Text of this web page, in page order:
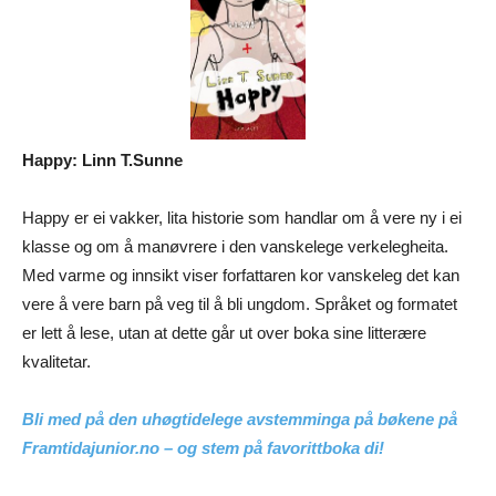
Happy: Linn T.Sunne
Happy er ei vakker, lita historie som handlar om å vere ny i ei
klasse og om å manøvrere i den vanskelege verkelegheita.
Med varme og innsikt viser forfattaren kor vanskeleg det kan
vere å vere barn på veg til å bli ungdom. Språket og formatet
er lett å lese, utan at dette går ut over boka sine litterære
kvalitetar.
Bli med på den uhøgtidelege avstemminga på bøkene på
Framtidajunior.no – og stem på favorittboka di!